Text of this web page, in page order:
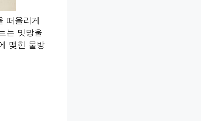
떠올리게
는 빗방울
맺힌 물방